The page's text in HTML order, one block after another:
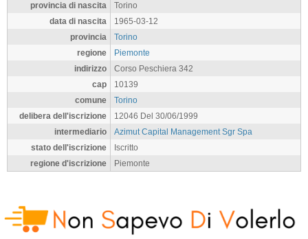
provincia di nascita
Torino
data di nascita
1965-03-12
provincia
Torino
regione
Piemonte
indirizzo
Corso Peschiera 342
cap
10139
comune
Torino
delibera dell'iscrizione
12046 Del 30/06/1999
intermediario
Azimut Capital Management Sgr Spa
stato dell'iscrizione
Iscritto
regione d'iscrizione
Piemonte